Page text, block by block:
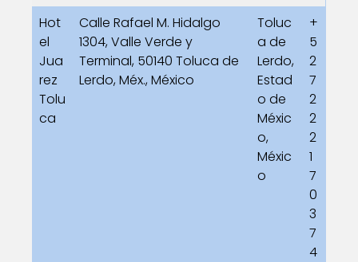
Hot
el
Jua
rez
Tolu
ca
Calle Rafael M. Hidalgo
1304, Valle Verde y
Terminal, 50140 Toluca de
Lerdo, Méx., México
Toluc
a de
Lerdo,
Estad
o de
Méxic
o,
Méxic
o
+
5
2
7
2
2
2
1
7
0
3
7
4